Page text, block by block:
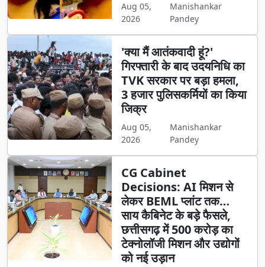
Aug 05,
2026
Manishankar
Pandey
'क्या मैं आतंकवादी हूं?'
गिरफ्तारी के बाद उदयनिधि का
TVK सरकार पर बड़ा हमला,
3 हजार पुलिसकर्मियों का किया
जिक्र
Aug 05,
2026
Manishankar
Pandey
CG Cabinet
Decisions: AI मिशन से
लेकर BEML प्लांट तक…
साय कैबिनेट के बड़े फैसले,
छत्तीसगढ़ में 500 करोड़ का
टेक्नोलॉजी मिशन और उद्योगों
को नई उड़ान